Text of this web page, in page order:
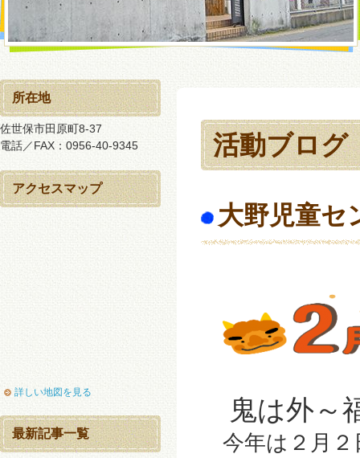
活動ブログ
大野児童セ
鬼は外～
今年は２月２
所在地
佐世保市田原町8-37
電話／FAX：0956-40-9345
アクセスマップ
詳しい地図を見る
最新記事一覧